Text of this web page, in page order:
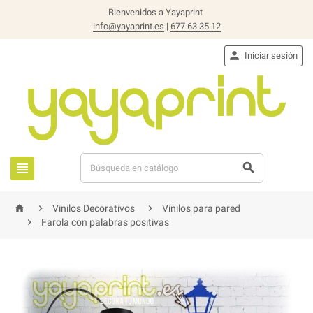
Bienvenidos a Yayaprint
info@yayaprint.es | 677 63 35 12
 
 Iniciar sesión
  Vinilos Decorativos 
Vinilos para pared

Farola con palabras positivas